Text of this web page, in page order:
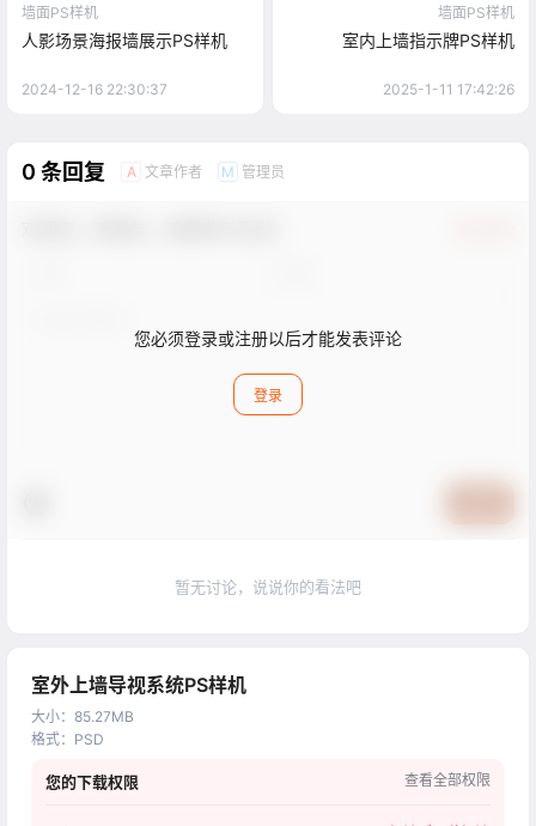
墙面PS样机
人影场景海报墙展示PS样机
2024-12-16 22:30:37
墙面PS样机
室内上墙指示牌PS样机
2025-1-11 17:42:26
0 条回复 A 文章作者 M 管理员
您必须登录或注册以后才能发表评论
登录
暂无讨论，说说你的看法吧
室外上墙导视系统PS样机
大小： 85.27MB
格式： PSD
您的下载权限 查看全部权限